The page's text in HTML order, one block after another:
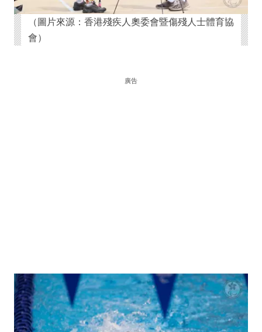
（圖片來源：香港殘疾人奧委會暨傷殘人士體育協
會）
廣告